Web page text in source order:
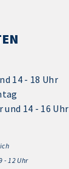
14 - 18 Uhr
und 14 - 16 Uhr
- 12 Uhr